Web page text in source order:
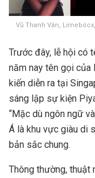
Vũ Thanh Vân,
Trước đây, lễ hội có
năm nay tên gọi
kiến diễn ra tại
sáng lập sự kiện
“Mặc dù ngôn ngữ
Á là khu vực giàu di
bản sắc chung.
Thông thường, thuật